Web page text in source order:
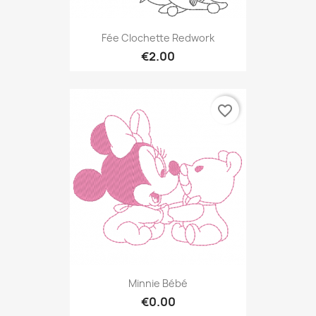
Fée Clochette Redwork
€2.00
Minnie Bébé
€0.00
favorite_border